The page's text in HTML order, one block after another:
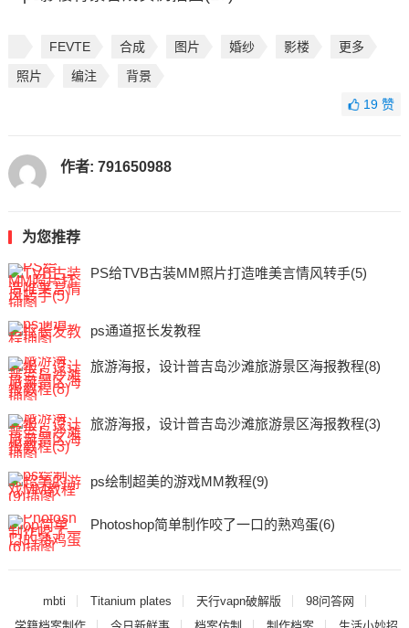
FEVTE 合成 图片 婚纱 影楼
更多
照片
编注
背景
19赞
作者: 791650988
为您推荐
PS给TVB古装MM照片打造唯美言情风转手(5)
ps通道抠长发教程
旅游海报，设计普吉岛沙滩旅游景区海报教程(8)
旅游海报，设计普吉岛沙滩旅游景区海报教程(3)
ps绘制超美的游戏MM教程(9)
Photoshop简单制作咬了一口的熟鸡蛋(6)
mbti Titanium plates 天行vapn破解版
98问答网